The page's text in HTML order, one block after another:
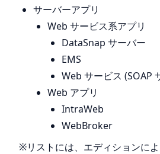
サーバーアプリ
Web サービス系アプリ
DataSnap サーバー
EMS
Web サービス (SOAP
Web アプリ
IntraWeb
WebBroker
※リストには、エディションに